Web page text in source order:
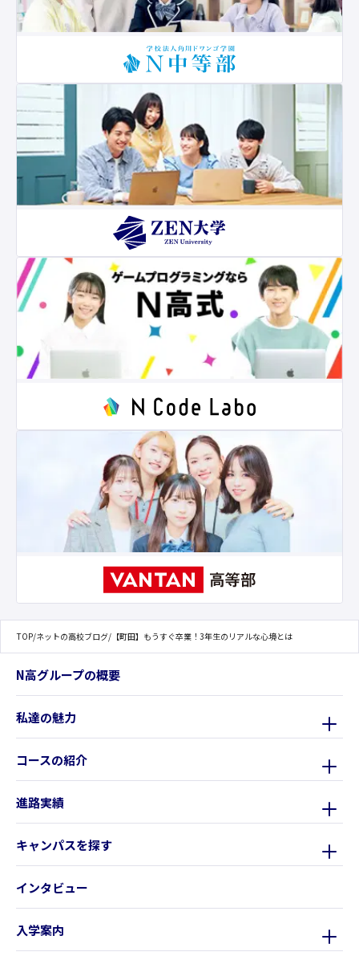
TOP/ネットの高校ブログ/ 【町田】もうすぐ卒業！3年生のリアルな心境とは
N高グループの概要
私達の魅力
コースの紹介
進路実績
キャンパスを探す
インタビュー
入学案内